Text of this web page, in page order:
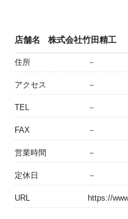
店舗名 株式会社竹田精工
住所 －
アクセス －
TEL －
FAX －
営業時間 －
定休日 －
URL https://